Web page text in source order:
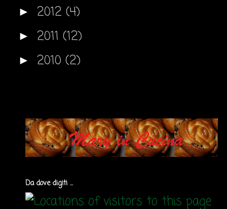
► 2012 (4)
► 2011 (12)
► 2010 (2)
Da dove digiti ...